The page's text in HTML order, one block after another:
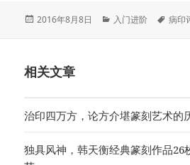
发
2016年8月8日
分
入门进阶
标
病印
相关文章
治印四万方，论方介堪篆刻艺术的
独具风神，韩天衡经典篆刻作品26